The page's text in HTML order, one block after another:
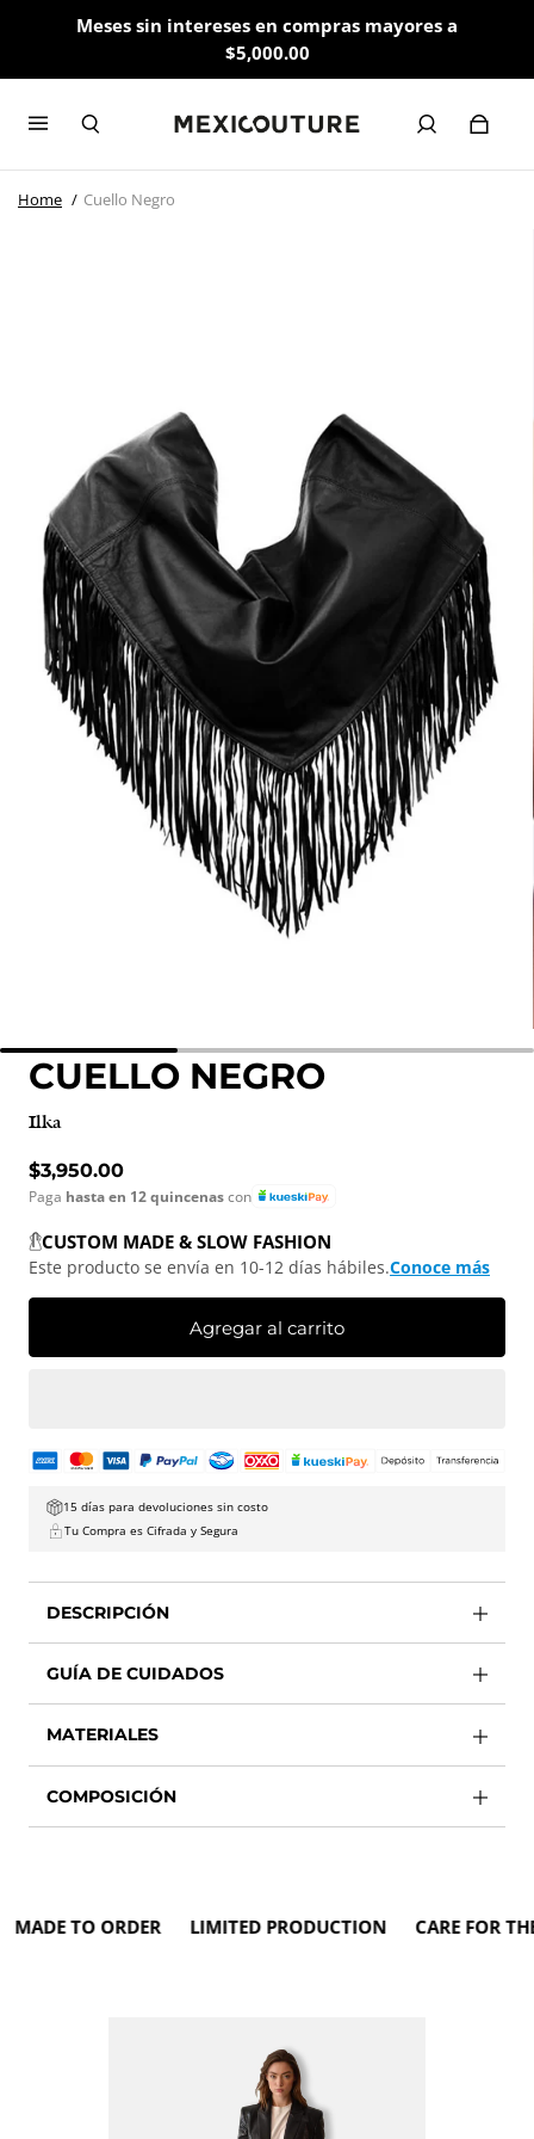
Meses sin intereses en compras mayores a
$5,000.00
Home Cuello Negro
CUELLO NEGRO
Ilka
Precio normal
$3,950.00
Paga hasta en 12 quincenascon
CUSTOM MADE & SLOW FASHION
Este producto se envía en 10-12 días hábiles.Conoce más
Agregar al carrito
15 días para devoluciones sin costo
Tu Compra es Cifrada y Segura
DESCRIPCIÓN
GUÍA DE CUIDADOS
MATERIALES
COMPOSICIÓN
TO ORDER LIMITED PRODUCTION CARE FOR THE